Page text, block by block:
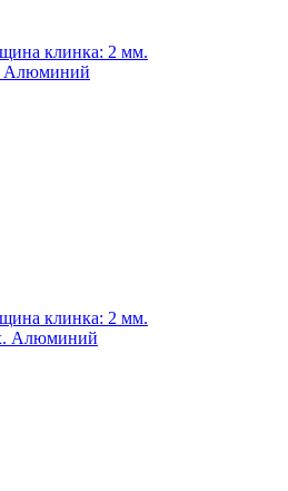
клинка: 2 мм.
Алюминий
клинка: 2 мм.
Алюминий